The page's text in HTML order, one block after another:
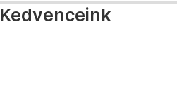
Kedvenceink